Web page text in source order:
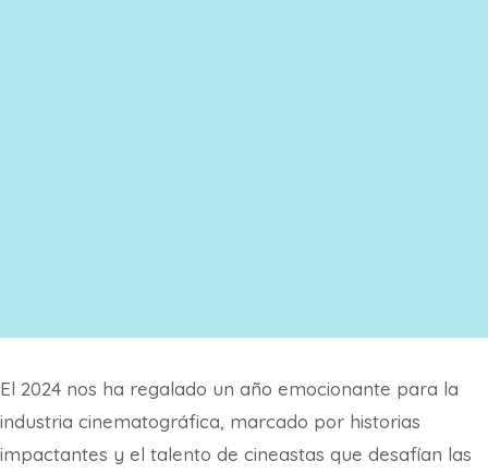
El 2024 nos ha regalado un año emocionante para la
industria cinematográfica, marcado por historias
impactantes y el talento de cineastas que desafían las